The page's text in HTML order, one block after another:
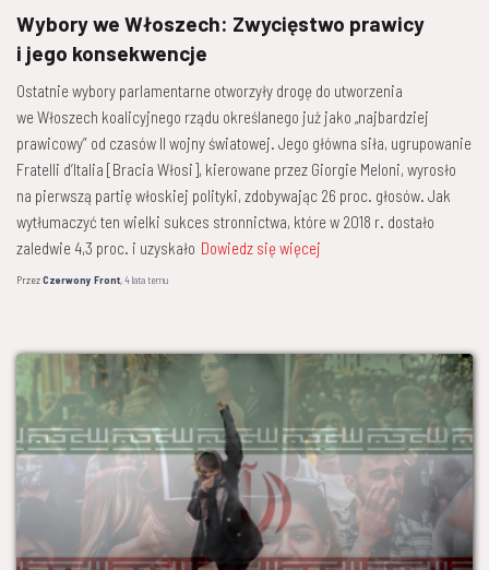
Wybory we Włoszech: Zwycięstwo prawicy
i jego konsekwencje
Ostatnie wybory parlamentarne otworzyły drogę do utworzenia
we Włoszech koalicyjnego rządu określanego już jako „najbardziej
prawicowy” od czasów II wojny światowej. Jego główna siła, ugrupowanie
Fratelli d’Italia [Bracia Włosi], kierowane przez Giorgie Meloni, wyrosło
na pierwszą partię włoskiej polityki, zdobywając 26 proc. głosów. Jak
wytłumaczyć ten wielki sukces stronnictwa, które w 2018 r. dostało
zaledwie 4,3 proc. i uzyskało Dowiedz się więcej
PrzezCzerwony Front,4 latatemu